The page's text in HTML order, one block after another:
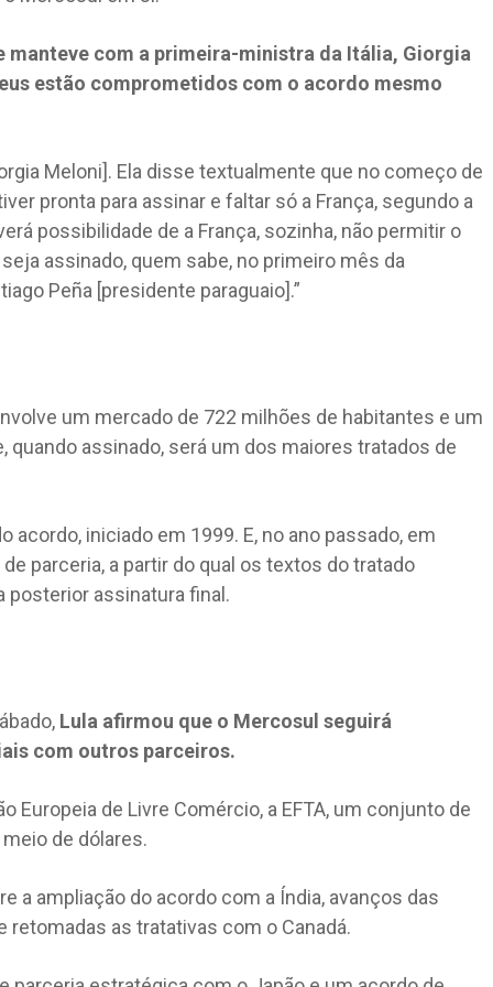
com a primeira-ministra da Itália, Giorgia
estão comprometidos com o acordo mesmo
Meloni]. Ela disse textualmente que no começo de
pronta para assinar e faltar só a França, segundo a
possibilidade de a França, sozinha, não permitir o
assinado, quem sabe, no primeiro mês da
Peña [presidente paraguaio].”
um mercado de 722 milhões de habitantes e um
quando assinado, será um dos maiores tratados de
acordo, iniciado em 1999. E, no ano passado, em
parceria, a partir do qual os textos do tratado
posterior assinatura final.
Lula afirmou que o Mercosul seguirá
com outros parceiros.
Europeia de Livre Comércio, a EFTA, um conjunto de
de dólares.
ampliação do acordo com a Índia, avanços das
as tratativas com o Canadá.